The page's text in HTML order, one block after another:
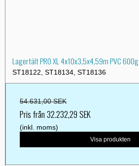
Lagertält PRO XL 4x10x3,5x4,59m PVC 600g
ST18122, ST18134, ST18136
54.631,00 SEK
Pris från32.232,29 SEK
(inkl. moms)
Visa produkten